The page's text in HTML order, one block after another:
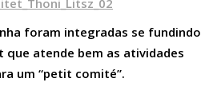
foram integradas se fundindo
atende bem as atividades
um “petit comité”.